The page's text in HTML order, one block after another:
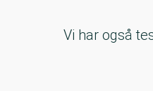
Vi har også